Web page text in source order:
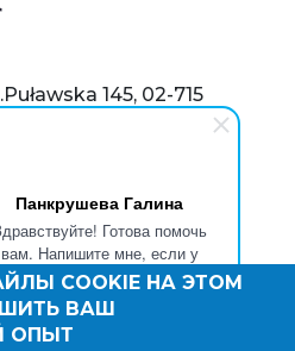
Панкрушева Галина
Готова помочь
вам. Напишите мне, если у
вас появятся вопросы.
РФ
145, 02-715
COOKIE НА ЭТОМ
ВАШ
ОПЫТ